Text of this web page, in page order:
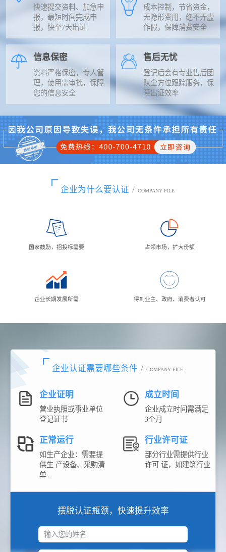
快速提交资料、加急申
报，最短时间完成申
报，快至7天出证
成本控制，节省资金，
无隐形费用，绝不弄虚
作假，保障消费安全
信息保密
资料严格保密，专人管
理，使用需审批，保障
您的信息安全
售后无忧
登记后会有专业售后团
队全方位跟踪服务，保
障出证效率
企业为什么要认证 / COMPANY FILE
国家鼓励，招投标需要 占领市场，扩大份额
企业长期发展所需 得到业主、政府、消费者认可
企业认证需要哪些条件 / COMPANY FILE
企业证明
营业执照或事业单位
登记证书
成立时间
企业成立时间需满足
3个月
正常运行
如生产企业：需要提
供生 产设备、采购清
单...
行业许可证
部分行业需提供行业
许可 证，如建筑行业
摆脱认证瓶颈，快速提升效率
输入您的姓名